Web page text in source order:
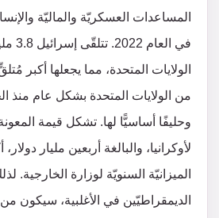
المساعدات العسكريّة والماليّة
في
الولايات المتحدة، مما يجعلها أكبر
من الولايات المتحدة بشكل عام منذ
وحليفًا أساسيًّا لها. تشكل قيمة المعونة
لأوكرانيا، والبالغة أربعين مليار
الميزانيّة السنويّة لوزارة الخارجية.
الديمقراطيّين في الأغلبية، سيكون